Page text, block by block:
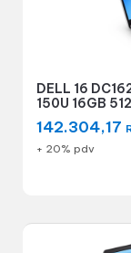
DELL 16
150U 16GB
142.304,17
+ 20% pdv